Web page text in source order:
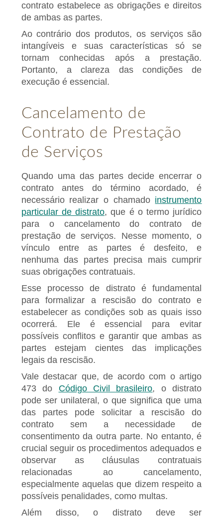
contrato estabelece as obrigações e direitos
de ambas as partes.
Ao contrário dos produtos, os serviços são
intangíveis e suas características só se
tornam conhecidas após a prestação.
Portanto, a clareza das condições de
execução é essencial.
Cancelamento de
Contrato de Prestação
de Serviços
Quando uma das partes decide encerrar o
contrato antes do término acordado, é
necessário realizar o chamado instrumento
particular de distrato, que é o termo jurídico
para o cancelamento do contrato de
prestação de serviços. Nesse momento, o
vínculo entre as partes é desfeito, e
nenhuma das partes precisa mais cumprir
suas obrigações contratuais.
Esse processo de distrato é fundamental
para formalizar a rescisão do contrato e
estabelecer as condições sob as quais isso
ocorrerá. Ele é essencial para evitar
possíveis conflitos e garantir que ambas as
partes estejam cientes das implicações
legais da rescisão.
Vale destacar que, de acordo com o artigo
473 do Código Civil brasileiro, o distrato
pode ser unilateral, o que significa que uma
das partes pode solicitar a rescisão do
contrato sem a necessidade de
consentimento da outra parte. No entanto, é
crucial seguir os procedimentos adequados e
observar as cláusulas contratuais
relacionadas ao cancelamento,
especialmente aquelas que dizem respeito a
possíveis penalidades, como multas.
Além disso, o distrato deve ser